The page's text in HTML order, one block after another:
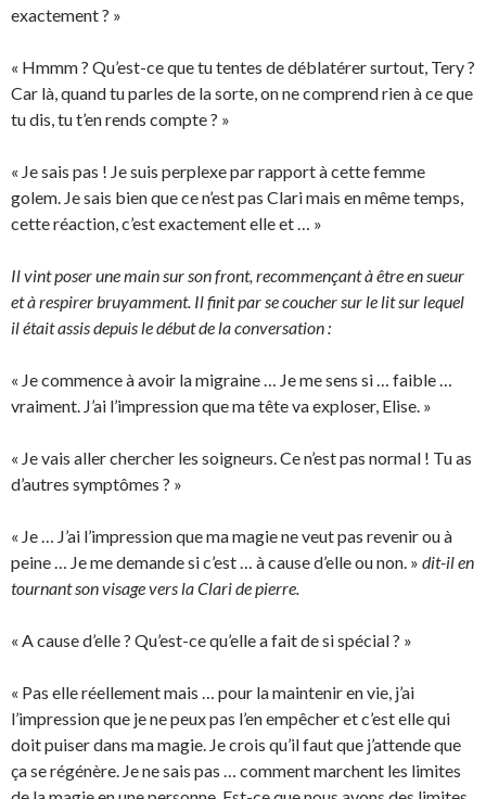
exactement ? »
« Hmmm ? Qu’est-ce que tu tentes de déblatérer surtout, Tery ?
Car là, quand tu parles de la sorte, on ne comprend rien à ce que
tu dis, tu t’en rends compte ? »
« Je sais pas ! Je suis perplexe par rapport à cette femme
golem. Je sais bien que ce n’est pas Clari mais en même temps,
cette réaction, c’est exactement elle et … »
Il vint poser une main sur son front, recommençant à être en sueur
et à respirer bruyamment. Il finit par se coucher sur le lit sur lequel
il était assis depuis le début de la conversation :
« Je commence à avoir la migraine … Je me sens si … faible …
vraiment. J’ai l’impression que ma tête va exploser, Elise. »
« Je vais aller chercher les soigneurs. Ce n’est pas normal ! Tu as
d’autres symptômes ? »
« Je … J’ai l’impression que ma magie ne veut pas revenir ou à
peine … Je me demande si c’est … à cause d’elle ou non. » dit-il en
tournant son visage vers la Clari de pierre.
« A cause d’elle ? Qu’est-ce qu’elle a fait de si spécial ? »
« Pas elle réellement mais … pour la maintenir en vie, j’ai
l’impression que je ne peux pas l’en empêcher et c’est elle qui
doit puiser dans ma magie. Je crois qu’il faut que j’attende que
ça se régénère. Je ne sais pas … comment marchent les limites